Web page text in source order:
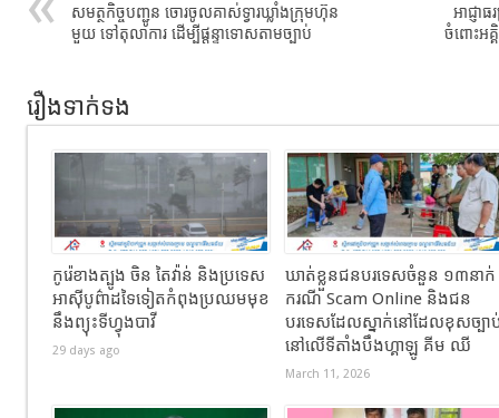
សមត្ថកិច្ចបញ្ជូន ចោរចូលគាស់ទ្វារឃ្លាំងក្រុមហ៊ុន
មួយ ទៅតុលាការ ដើម្បីផ្តន្ទាទោសតាមច្បាប់
អាជ្ញ
ចំពោះអ
រឿងទាក់ទង
កូរ៉េខាងត្បូង ចិន តៃវ៉ាន់ និងប្រទេស
អាស៊ីបូព៌ាដទៃទៀតកំពុងប្រឈមមុខ
នឹងព្យុះទីហ្វុងបាវី
29 days ago
ឃាត់ខ្លួនជនបរទេសចំនួន ១៣នាក់
ករណី Scam Online និងជន
បរទេសដែលស្នាក់នៅដែលខុសច្បា
នៅលើទីតាំងបឹងហ្គាឡូ គីម ឈី
March 11, 2026